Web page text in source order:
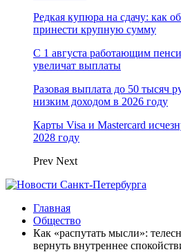
Редкая купюра на сдачу: как
принести крупную сумму
С 1 августа работающим
увеличат выплаты
Разовая выплата до 50 тысяч
низким доходом в 2026 году
Карты Visa и Mastercard
2028 году
Prev Next
Главная
Общество
Как «распутать мысли»:
вернуть внутреннее